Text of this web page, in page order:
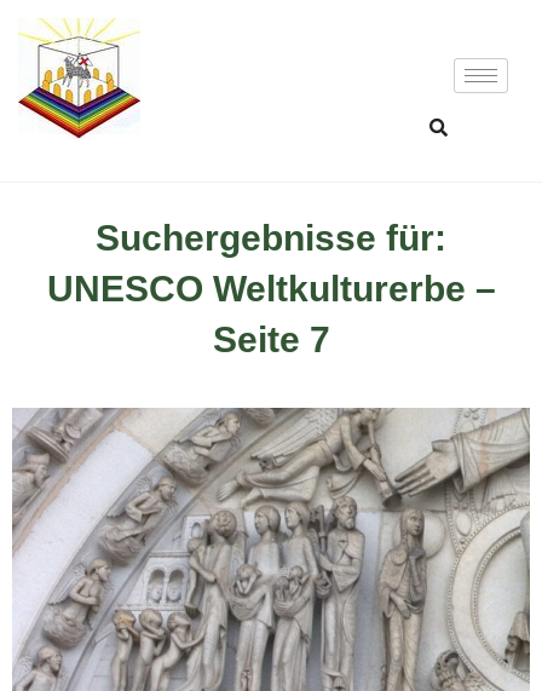
Suchergebnisse für:
UNESCO Weltkulturerbe –
Seite 7